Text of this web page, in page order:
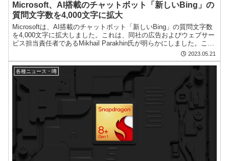
Microsoft、AI搭載のチャットボット「新しいBing」の
質問文字数を4,000文字に拡大
Microsoftは、AI搭載のチャットボット「新しいBing」の質問文字数
を4,000文字に拡大しました。これは、同社の広告およびウェブサー
ビス担当責任者であるMikhail Parakhin氏が明らかにしました。これ
2023.05.21
各種ニュース・噂